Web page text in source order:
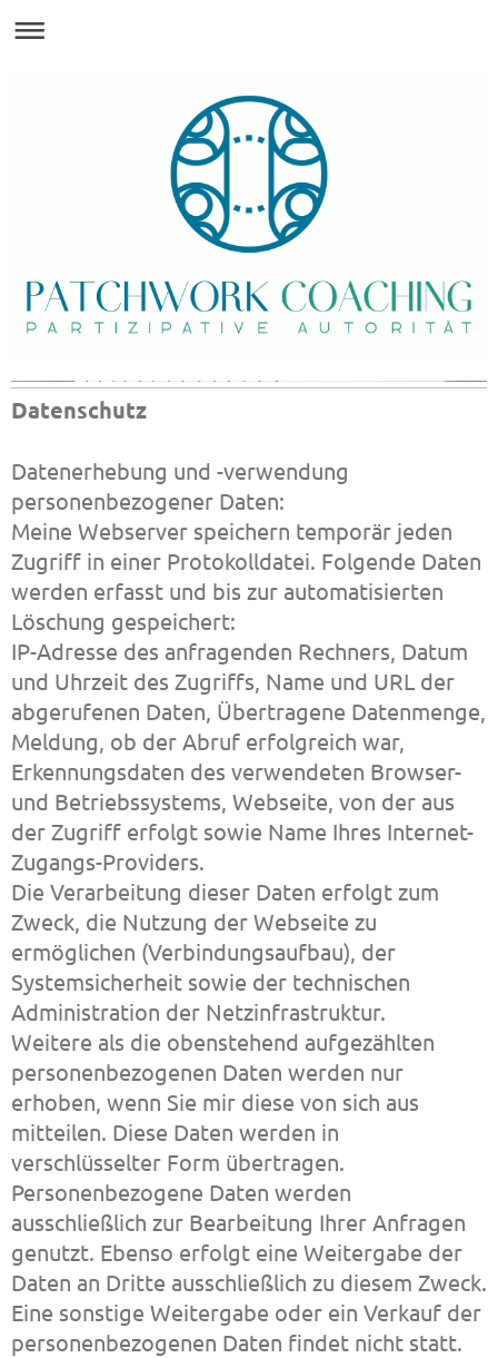
Datenschutz
Datenerhebung und -verwendung
personenbezogener Daten:
Meine Webserver speichern temporär jeden
Zugriff in einer Protokolldatei. Folgende Daten
werden erfasst und bis zur automatisierten
Löschung gespeichert:
IP-Adresse des anfragenden Rechners, Datum
und Uhrzeit des Zugriffs, Name und URL der
abgerufenen Daten, Übertragene Datenmenge,
Meldung, ob der Abruf erfolgreich war,
Erkennungsdaten des verwendeten Browser-
und Betriebssystems, Webseite, von der aus
der Zugriff erfolgt sowie Name Ihres Internet-
Zugangs-Providers.
Die Verarbeitung dieser Daten erfolgt zum
Zweck, die Nutzung der Webseite zu
ermöglichen (Verbindungsaufbau), der
Systemsicherheit sowie der technischen
Administration der Netzinfrastruktur.
Weitere als die obenstehend aufgezählten
personenbezogenen Daten werden nur
erhoben, wenn Sie mir diese von sich aus
mitteilen. Diese Daten werden in
verschlüsselter Form übertragen.
Personenbezogene Daten werden
ausschließlich zur Bearbeitung Ihrer Anfragen
genutzt. Ebenso erfolgt eine Weitergabe der
Daten an Dritte ausschließlich zu diesem Zweck.
Eine sonstige Weitergabe oder ein Verkauf der
personenbezogenen Daten findet nicht statt.